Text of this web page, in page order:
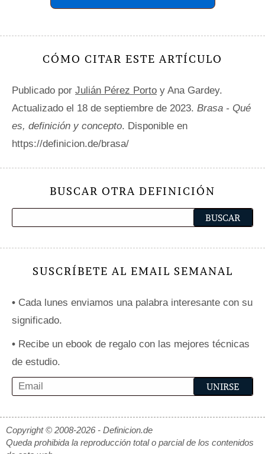
CÓMO CITAR ESTE ARTÍCULO
Publicado por Julián Pérez Porto y Ana Gardey.
Actualizado el 18 de septiembre de 2023. Brasa - Qué
es, definición y concepto. Disponible en
https://definicion.de/brasa/
BUSCAR OTRA DEFINICIÓN
SUSCRÍBETE AL EMAIL SEMANAL
• Cada lunes enviamos una palabra interesante con su
significado.
• Recibe un ebook de regalo con las mejores técnicas
de estudio.
Copyright © 2008-2026 - Definicion.de
Queda prohibida la reproducción total o parcial de los contenidos